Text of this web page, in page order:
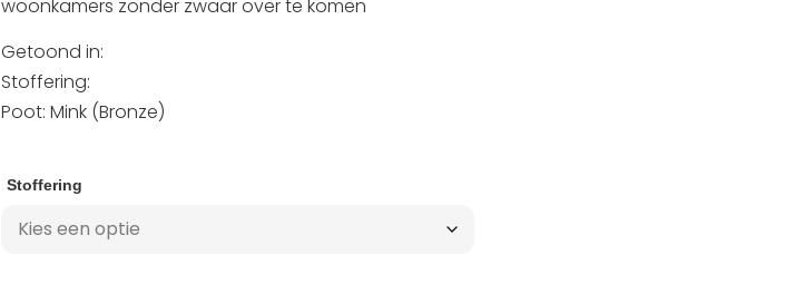
woonkamers zonder zwaar over te komen
Getoond in:
Stoffering:
Poot: Mink (Bronze)
Stoffering